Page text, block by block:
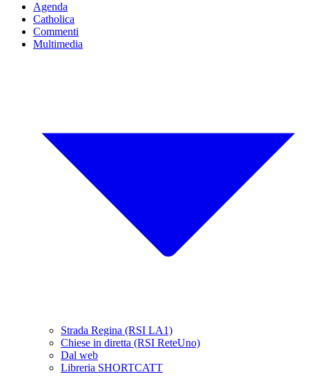
Agenda
Catholica
Commenti
Multimedia
Strada Regina (RSI LA1)
Chiese in diretta (RSI ReteUno)
Dal web
Libreria SHORTCATT